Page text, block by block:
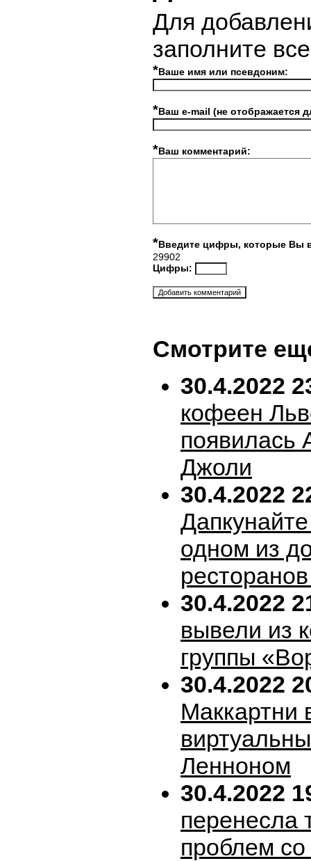
Для
заполните
*Ваше имя или псевдоним:
*Ваш e-mail (не отображается
*Ваш комментарий:
*Введите цифры, которые Вы
29902
Цифры:
Смотрите
30.4.2022
кофеен
появилась
Джоли
30.4.2022
одном из
30.4.2022
вывели из
группы
30.4.2022
Маккартни
Ленноном
30.4.2022
перенесла
проблем